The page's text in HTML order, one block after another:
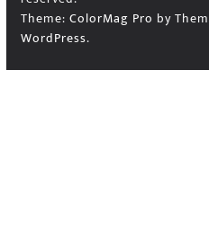
Theme: ColorMag Pro by
WordPress.